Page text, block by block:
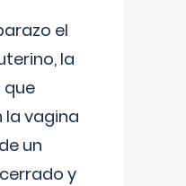
el
la
que
la vagina
un
y